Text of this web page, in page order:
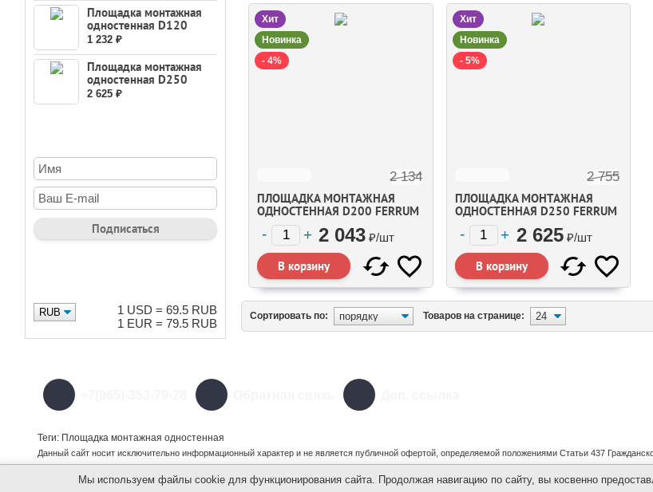
Площадка монтажная
одностенная D120
Ferrum
1 232 ₽
Площадка монтажная
одностенная D250
Ferrum
2 625 ₽
1 USD = 69.5 RUB
1 EUR = 79.5 RUB
Хит
Новинка
- 4%
ПЛОЩАДКА МОНТАЖНАЯ
ОДНОСТЕННАЯ D200 FERRUM
2 134
2 043 ₽/шт
Хит
Новинка
- 5%
ПЛОЩАДКА МОНТАЖНАЯ
ОДНОСТЕННАЯ D250 FERRUM
2 755
2 625 ₽/шт
Сортировать по: Товаров на странице:
Теги: Площадка монтажная одностенная
Данный сайт носит исключительно информационный характер и не является публичной офертой, определяемой положениями Статьи 437
2001 - 2022 г. Баня - Лайф (Banyalaif.ru). Все права защищены.
Мы используем файлы cookie для функционирования сайта. Продолжая навигацию по сайту, вы косвенно